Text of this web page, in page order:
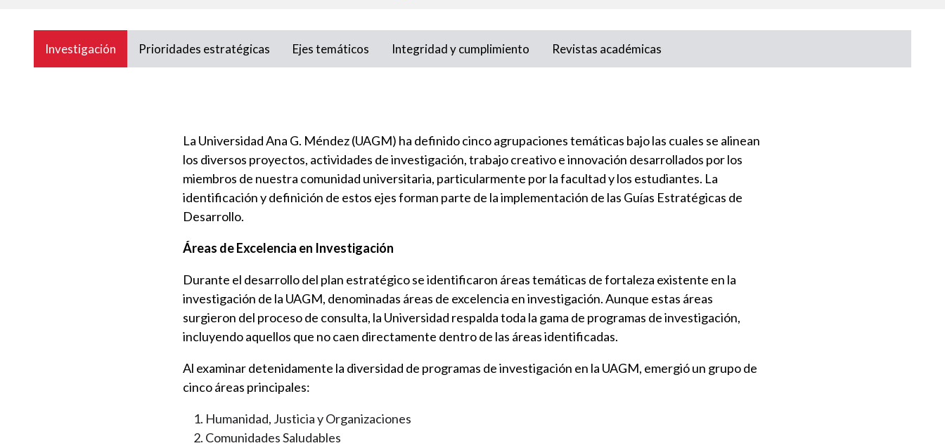
Investigación Prioridades estratégicas Ejes temáticos Integridad y cumplimiento Revistas académicas
La Universidad Ana G. Méndez (UAGM) ha definido cinco agrupaciones temáticas bajo las cuales se alinean
los diversos proyectos, actividades de investigación, trabajo creativo e innovación desarrollados por los
miembros de nuestra comunidad universitaria, particularmente por la facultad y los estudiantes. La
identificación y definición de estos ejes forman parte de la implementación de las Guías Estratégicas de
Desarrollo.
Áreas de Excelencia en Investigación
Durante el desarrollo del plan estratégico se identificaron áreas temáticas de fortaleza existente en la
investigación de la UAGM, denominadas áreas de excelencia en investigación. Aunque estas áreas
surgieron del proceso de consulta, la Universidad respalda toda la gama de programas de investigación,
incluyendo aquellos que no caen directamente dentro de las áreas identificadas.
Al examinar detenidamente la diversidad de programas de investigación en la UAGM, emergió un grupo de
cinco áreas principales:
Humanidad, Justicia y Organizaciones
Comunidades Saludables